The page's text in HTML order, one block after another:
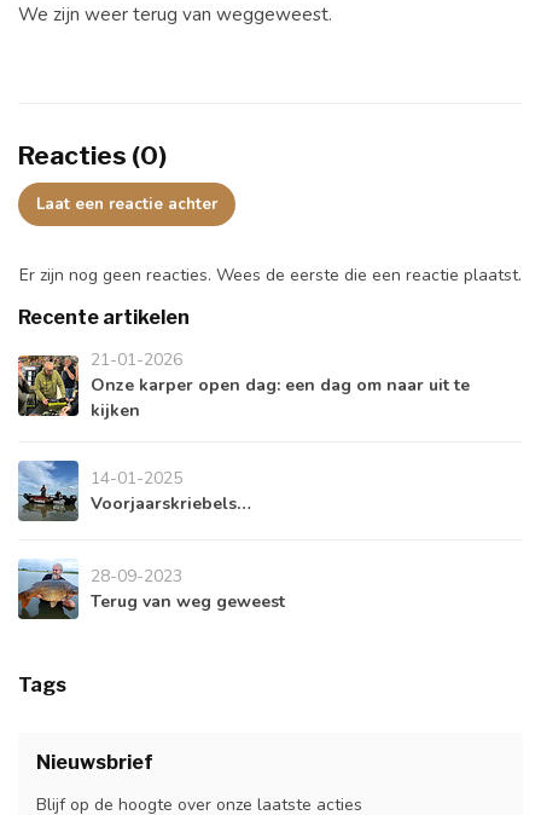
We zijn weer terug van weggeweest.
Reacties (0)
Laat een reactie achter
Er zijn nog geen reacties. Wees de eerste die een reactie plaatst.
Recente artikelen
21-01-2026
Onze karper open dag: een dag om naar uit te
kijken
14-01-2025
Voorjaarskriebels…
28-09-2023
Terug van weg geweest
Tags
Nieuwsbrief
Blijf op de hoogte over onze laatste acties